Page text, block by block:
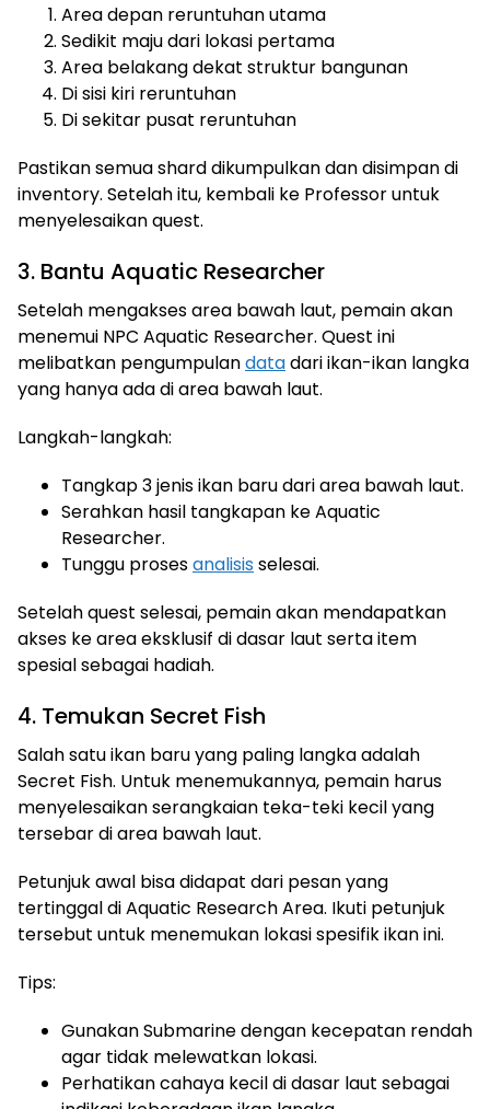
Area depan reruntuhan utama
Sedikit maju dari lokasi pertama
Area belakang dekat struktur bangunan
Di sisi kiri reruntuhan
Di sekitar pusat reruntuhan
Pastikan semua shard dikumpulkan dan disimpan di
inventory. Setelah itu, kembali ke Professor untuk
menyelesaikan quest.
3. Bantu Aquatic Researcher
Setelah mengakses area bawah laut, pemain akan
menemui NPC Aquatic Researcher. Quest ini
melibatkan pengumpulandatadari ikan-ikan langka
yang hanya ada di area bawah laut.
Langkah-langkah:
Tangkap 3 jenis ikan baru dari area bawah laut.
Serahkan hasil tangkapan ke Aquatic
Researcher.
Tunggu prosesanalisis selesai.
Setelah quest selesai, pemain akan mendapatkan
akses ke area eksklusif di dasar laut serta item
spesial sebagai hadiah.
4. Temukan Secret Fish
Salah satu ikan baru yang paling langka adalah
Secret Fish. Untuk menemukannya, pemain harus
menyelesaikan serangkaian teka-teki kecil yang
tersebar di area bawah laut.
Petunjuk awal bisa didapat dari pesan yang
tertinggal di Aquatic Research Area. Ikuti petunjuk
tersebut untuk menemukan lokasi spesifik ikan ini.
Tips:
Gunakan Submarine dengan kecepatan rendah
agar tidak melewatkan lokasi.
Perhatikan cahaya kecil di dasar laut sebagai